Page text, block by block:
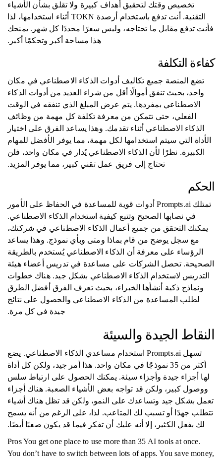
تخصيص وقتك لتحقيق أهداف كبيرة ولا تقلق بشأن الأشياء
التقنية. أنت تدفع باستخدام أرصدة TOKN أثناء استخدامها، لذا
فأنت تدفع مقابل ما تحتاجه، وليس سعرًا محددًا كل شهر. يمنحك
هذا مساحة أكبر وتحكمًا أكبر.
كفاءة التكلفة
تضع المنصة جميع تكاليف أدوات الذكاء الاصطناعي في مكان
واحد، بحيث تنفق أموالًا أقل من شراء العديد من أدوات الذكاء
الاصطناعي بمفردها. يتم عرض المبلغ الذي تنفقه في الوقت
الفعلي، حتى تتمكن من معرفة تكلفة كل مهمة من وظائف
الذكاء الاصطناعي أثناء تقدمك. وهذا يساعد الفرق على اختيار
الأداة التي سيتم استخدامها لكل مهمة، مما يوفر الأفضل للمهام
الكبيرة. نظرًا لأن الذكاء الاصطناعي يُدار في مكان واحد، فلن
تحتاج إلى فريق عمل تقني كبير، مما يوفر المزيد.
الحكم
تمتلك Prompts.ai أدوات قوية للمساعدة في الحفاظ على الأمور
في نصابها الصحيح وتتبع كيفية استخدام الذكاء الاصطناعي.
يمكنك التحقق من جميع أعمال الذكاء الاصطناعي في شركتك،
مع سجل يوضح من قام بماذا ومتى وبأي نموذج. وهذا يساعد
الرؤساء على معرفة أن الذكاء الاصطناعي يُستخدم بالطريقة
الصحيحة. تحصل الشركات على مساعدة في تدريس أعضاء هيئة
التدريس لاستخدام الذكاء الاصطناعي بشكل جيد. هناك خطوات
ونماذج ذكية أنشأها الخبراء، بحيث تعرف الفرق أفضل الطرق
لطلب المساعدة من الذكاء الاصطناعي والحصول على نتائج
جيدة في كل مرة.
النقاط الجيدة والسيئة
تسهل Prompts.ai استخدام مساعدي الذكاء الاصطناعي. يضع
أكثر من 35 نموذجًا في مكان واحد. هذا أمر جيد، ولكن كل أداة
لها أجزاء جيدة وأجزاء سيئة. يمكنك الحصول على ارتباط سلس
ووصول كبير، ولكن قد تواجه بعض الأشياء الصعبة. هناك أجزاء
تعمل بشكل جيد وتساعدك على النمو، ولكن قد تظل هناك أشياء
تتطلب جهدًا أو تسبب لك المتاعب. لذا، على الرغم من أنه يسمح
لك بفعل الكثير، إلا أنه عليك أن تفكر فيما قد يكون صعبًا أيضًا.
Pros You get one place to use more than 35 AI tools at once.
You don’t have to switch between lots of apps. You save money,